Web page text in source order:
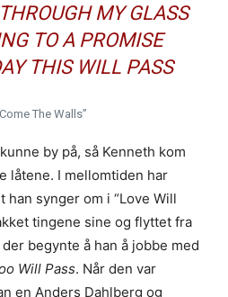
MY GLASS
TO A PROMISE
THIS WILL PASS
The Walls”
by på, så Kenneth kom
låtene. I mellomtiden har
synger om i “Love Will
tingene sine og flyttet fra
begynte å han å jobbe med
Will Pass. Når den var
en Anders Dahlberg og